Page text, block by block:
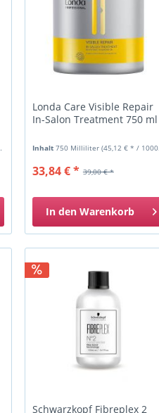
Londa Care Visible Repair
In-Salon Treatment 750 ml
Inhalt 750 Milliliter (45,12 € * / 1000 Milliliter)
39,00 € *
33,84 € *
In den Warenkorb
Schwarzkopf Fibreplex 2